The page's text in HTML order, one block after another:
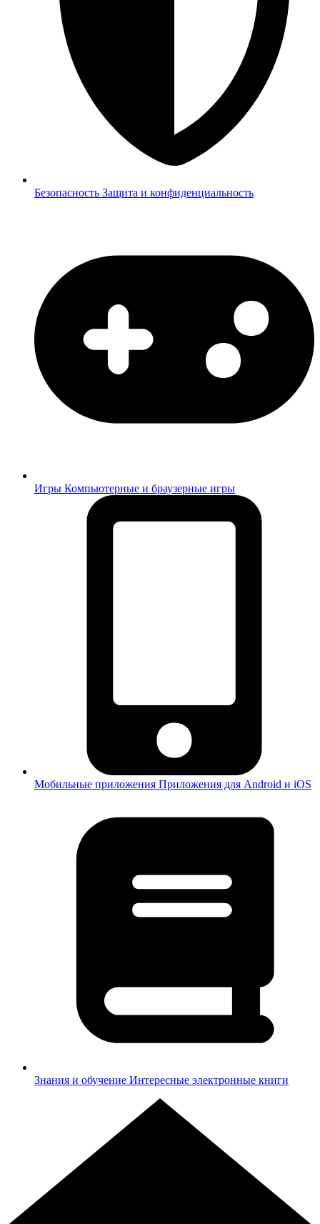
Безопасность Защита и конфиденциальность
Игры Компьютерные и браузерные игры
Мобильные приложения Приложения для Android и iOS
Знания и обучение Интересные электронные книги